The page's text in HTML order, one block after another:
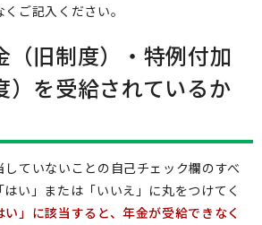
ご記入ください。
（旧制度）・特例付加
）を受給されているか
ていないことの自己チェック欄のすべ
い」または「いいえ」に丸をつけてく
い」に該当すると、年金が受給できなく